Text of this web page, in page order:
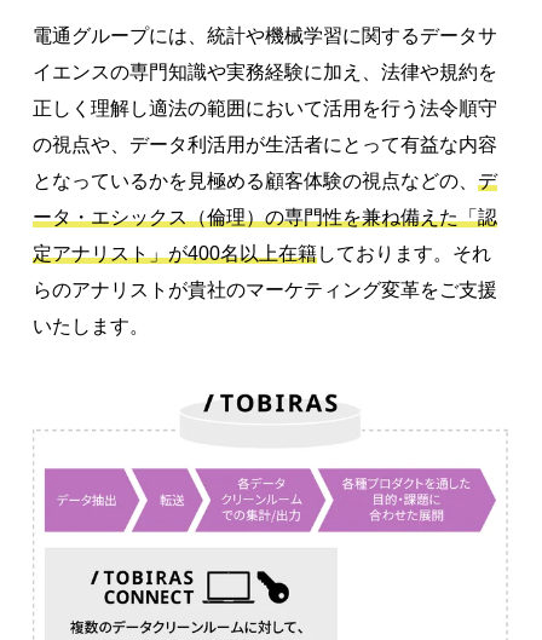
電通グループには、統計や機械学習に関するデータサ
イエンスの専門知識や実務経験に加え、法律や規約を
正しく理解し適法の範囲において活用を行う法令順守
の視点や、データ利活用が生活者にとって有益な内容
となっているかを見極める顧客体験の視点などの、 デ
ータ・エシックス（倫理）の専門性を兼ね備えた「認
定アナリスト」が400名以上在籍しております。それ
らのアナリストが貴社のマーケティング変革をご支援
いたします。